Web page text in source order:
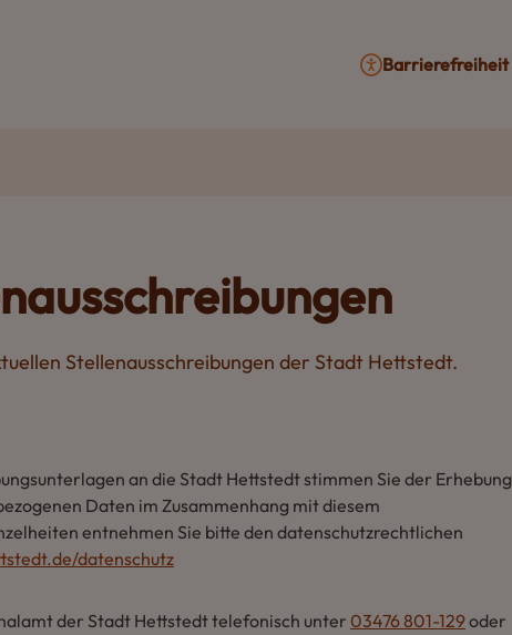
Barrierefreiheit
Stellenausschreibungen der Stadt Hettstedt.
an die Stadt Hettstedt stimmen Sie der Erhebung
Daten im Zusammenhang mit diesem
entnehmen Sie bitte den datenschutzrechtlichen
datenschutz
der Stadt Hettstedt telefonisch unter 03476 801-129oder